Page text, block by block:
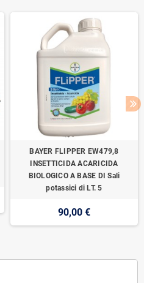
BAYER FLIPPER EW479,8
INSETTICIDA ACARICIDA
BIOLOGICO A BASE DI Sali
potassici di LT. 5
90,00 €